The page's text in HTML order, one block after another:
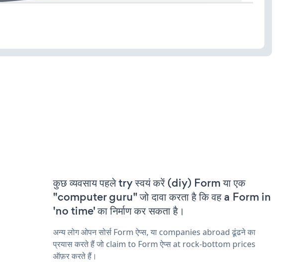
कुछ व्यवसाय पहले try स्वयं करें (diy) Form या एक
"computer guru" जो दावा करता है कि वह a Form in
'no time' का निर्माण कर सकता है।
अन्य लोग ओपन सोर्स Form ऐप्स, या companies abroad ढूंढने का
प्रयास करते हैं जो claim to Form ऐप्स at rock-bottom prices
ऑफ़र करते हैं।